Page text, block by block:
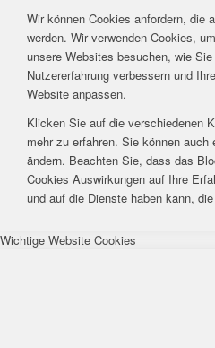
Wir können Cookies anfordern, die
werden. Wir verwenden Cookies,
unsere Websites besuchen, wie
Nutzererfahrung verbessern und
Website anpassen.
Klicken Sie auf die verschiedenen
mehr zu erfahren. Sie können auch
ändern. Beachten Sie, dass das
Cookies Auswirkungen auf Ihre
und auf die Dienste haben kann,
Wichtige Website Cookies